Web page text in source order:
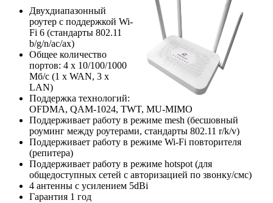
Двухдиапазонный
роутер с поддержкой Wi-
Fi 6 (стандарты 802.11
b/g/n/ac/ax)
Общее количество
портов: 4 х 10/100/1000
Мб/с (1 x WAN, 3 x
LAN)
Поддержка технологий:
OFDMA, QAM-1024, TWT, MU-MIMO
Поддерживает работу в режиме mesh (бесшовный
роуминг между роутерами, стандарты 802.11 r/k/v)
Поддерживает работу в режиме Wi-Fi повторителя
(репитера)
Поддерживает работу в режиме hotspot (для
общедоступных сетей с авторизацией по звонку/смс)
4 антенны с усилением 5dBi
Гарантия 1 год